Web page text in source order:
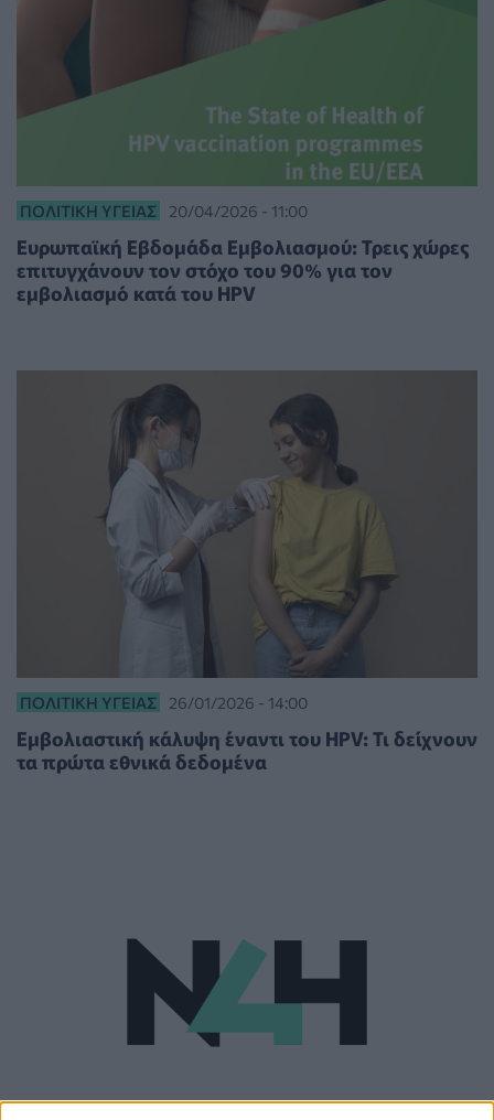
ΠΟΛΙΤΙΚΉ ΥΓΕΊΑΣ 20/04/2026 - 11:00
Ευρωπαϊκή Εβδομάδα Εμβολιασμού: Τρεις χώρες
επιτυγχάνουν τον στόχο του 90% για τον
εμβολιασμό κατά του HPV
ΠΟΛΙΤΙΚΉ ΥΓΕΊΑΣ 26/01/2026 - 14:00
Εμβολιαστική κάλυψη έναντι του HPV: Τι δείχνουν
τα πρώτα εθνικά δεδομένα